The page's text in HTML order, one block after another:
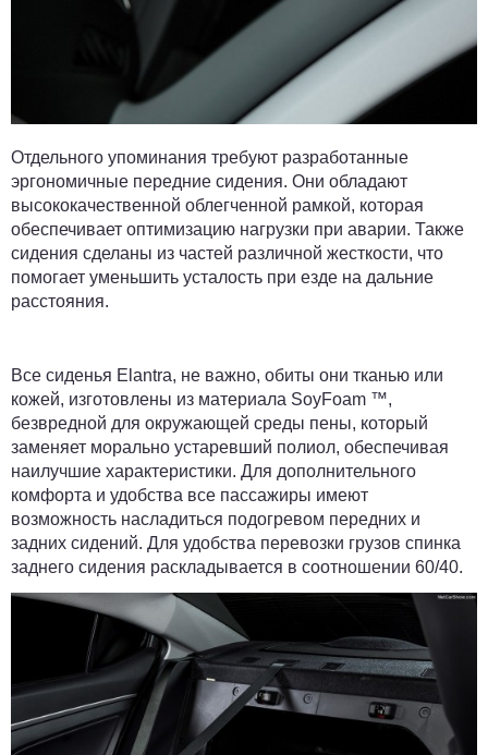
Отдельного упоминания требуют разработанные
эргономичные передние сидения. Они обладают
высококачественной облегченной рамкой, которая
обеспечивает оптимизацию нагрузки при аварии. Также
сидения сделаны из частей различной жесткости, что
помогает уменьшить усталость при езде на дальние
расстояния.
Все сиденья Elantra, не важно, обиты они тканью или
кожей, изготовлены из материала SoyFoam ™,
безвредной для окружающей среды пены, который
заменяет морально устаревший полиол, обеспечивая
наилучшие характеристики. Для дополнительного
комфорта и удобства все пассажиры имеют
возможность насладиться подогревом передних и
задних сидений. Для удобства перевозки грузов спинка
заднего сидения раскладывается в соотношении 60/40.